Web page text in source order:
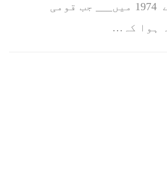
کا درس دے رھے تھے 1974 میں___ جب قومی
ہوا کہ…